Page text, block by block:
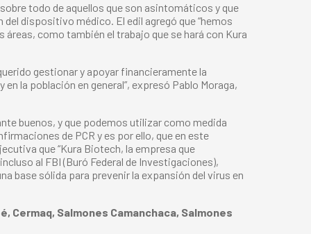
todo de aquellos que son asintomáticos y que
dispositivo médico. El edil agregó que “hemos
como también el trabajo que se hará con Kura
gestionar y apoyar financieramente la
la población en general”, expresó Pablo Moraga,
buenos, y que podemos utilizar como medida
de PCR y es por ello, que en este
que “Kura Biotech, la empresa que
al FBI (Buró Federal de Investigaciones),
base sólida para prevenir la expansión del virus en
Cermaq, Salmones Camanchaca, Salmones